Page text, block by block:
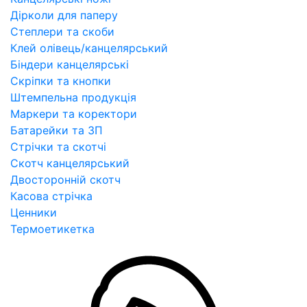
Дірколи для паперу
Степлери та скоби
Клей олівець/канцелярський
Біндери канцелярські
Скріпки та кнопки
Штемпельна продукція
Маркери та коректори
Батарейки та ЗП
Стрічки та скотчі
Скотч канцелярський
Двосторонній скотч
Касова стрічка
Ценники
Термоетикетка